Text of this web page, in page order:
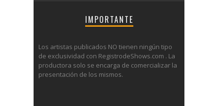
IMPORTANTE
Los artistas publicados NO tienen ningún tipo
de exclusividad con RegistrodeShows.com . La
productora solo se encarga de comercializar la
presentación de los mismos.